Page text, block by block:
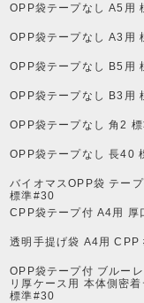
OPP袋テープなし A5用
OPP袋テープなし A3用
OPP袋テープなし B5用
OPP袋テープなし B3用
OPP袋テープなし 角2
OPP袋テープなし 長40
バイオマスOPP袋 テー
標準#30
CPP袋テープ付 A4用 厚
透明手提げ袋 A4用 CPP
OPP袋テープ付 ブルーレ
リ厚ケース用 本体側密
標準#30